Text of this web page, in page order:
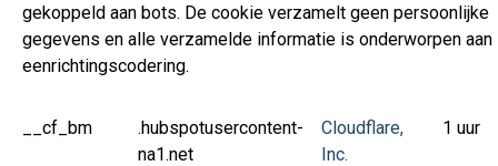
gekoppeld aan bots. De cookie verzamelt geen persoonlijke
gegevens en alle verzamelde informatie is onderworpen aan
eenrichtingscodering.
__cf_bm
.hubspotusercontent-
na1.net
Cloudflare,
Inc.
1 uur